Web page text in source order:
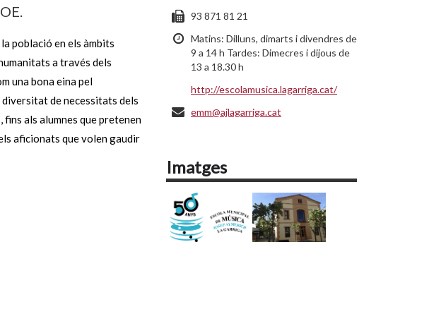
població en els àmbits
a través dels
una bona eina pel
de necessitats dels
als alumnes que pretenen
aficionats que volen gaudir
93 871 81 21
Matins: Dilluns, dimarts i divendres de
9 a 14 h Tardes: Dimecres i dijous de
13 a 18.30 h
http://escolamusica.lagarriga.cat/
emm@ajlagarriga.cat
Imatges